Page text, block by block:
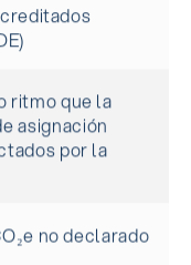
ritmo que la
asignación
por la
no declarado